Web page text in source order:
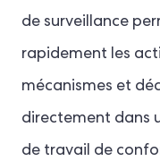
de surveillance
rapidement les
mécanismes et
directement dans
de travail de